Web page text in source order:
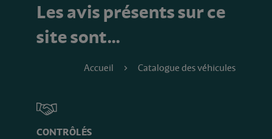
Les avis présents sur ce
site sont…
Accueil Catalogue des véhicules
CONTRÔLÉS